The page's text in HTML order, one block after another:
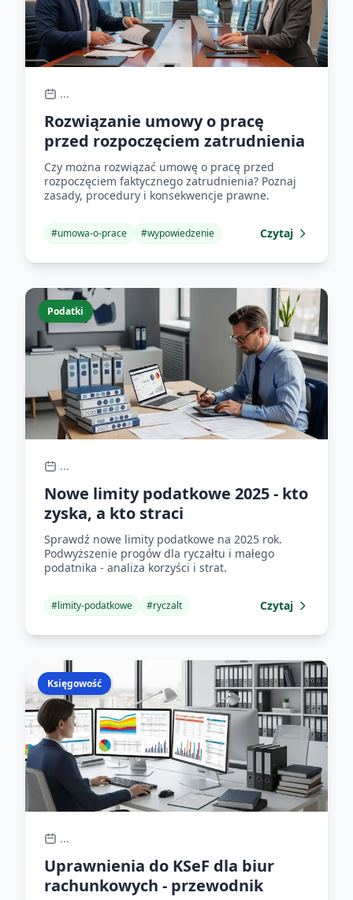
...
Rozwiązanie umowy o pracę
przed rozpoczęciem zatrudnienia
Czy można rozwiązać umowę o pracę przed
rozpoczęciem faktycznego zatrudnienia? Poznaj
zasady, procedury i konsekwencje prawne.
#umowa-o-prace #wypowiedzenie Czytaj
Podatki
...
Nowe limity podatkowe 2025 - kto
zyska, a kto straci
Sprawdź nowe limity podatkowe na 2025 rok.
Podwyższenie progów dla ryczałtu i małego
podatnika - analiza korzyści i strat.
#limity-podatkowe #ryczalt Czytaj
Księgowość
...
Uprawnienia do KSeF dla biur
rachunkowych - przewodnik